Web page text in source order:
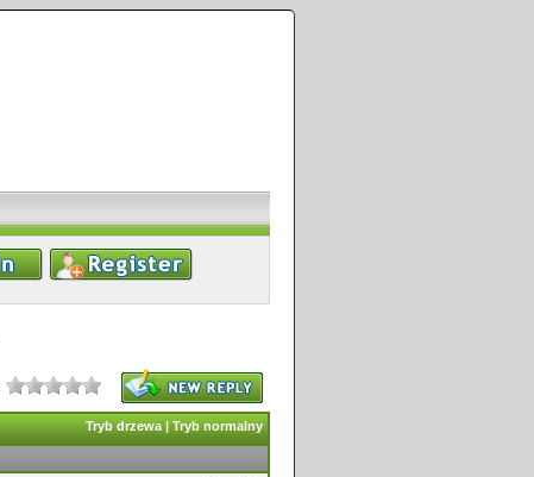
Tryb drzewa | Tryb normalny